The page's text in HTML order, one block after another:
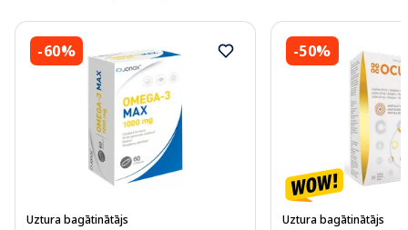
-60%
Uztura bagātinātājs
-50%
Uztura bagātinātājs